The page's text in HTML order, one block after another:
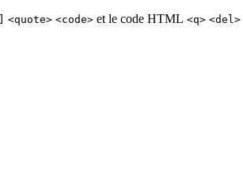
<quote> <code> et le code HTML <q> <del>